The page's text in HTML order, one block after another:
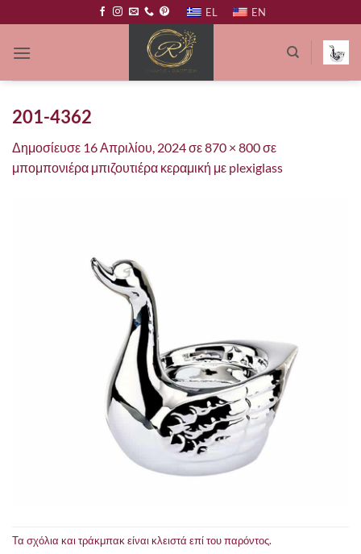
στο
περιεχόμενο
EL EN
201-4362
Δημοσίευσε 16 Απριλίου, 2024σε870 × 800σε
μπομπονιέρα μπιζουτιέρα κεραμική με plexiglass
Τα σχόλια και τράκμπακ είναι κλειστά επί του παρόντος.